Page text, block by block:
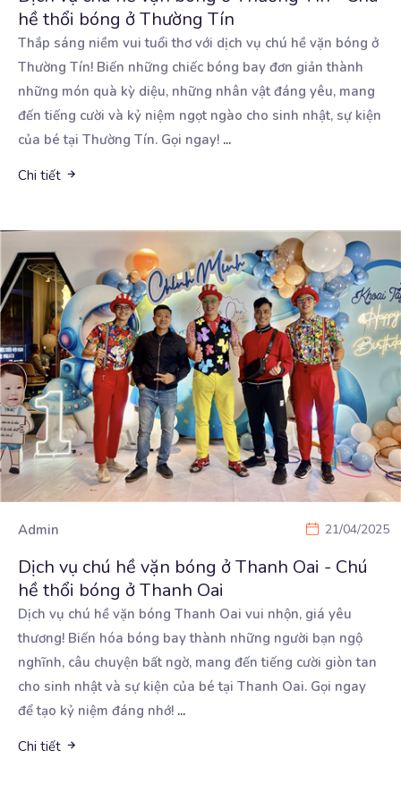
hề thổi bóng ở Thường Tín
Thắp sáng niềm vui tuổi thơ với dịch vụ chú hề vặn bóng ở
Thường Tín! Biến những chiếc bóng bay đơn giản thành
những món quà kỳ diệu, những nhân vật đáng yêu, mang
đến tiếng cười và kỷ niệm ngọt ngào cho sinh nhật, sự kiện
của bé tại Thường Tín. Gọi ngay! ...
Chi tiết
Admin 21/04/2025
Dịch vụ chú hề vặn bóng ở Thanh Oai - Chú
hề thổi bóng ở Thanh Oai
Dịch vụ chú hề vặn bóng Thanh Oai vui nhộn, giá yêu
thương! Biến hóa bóng bay thành những người bạn ngộ
nghĩnh, câu chuyện bất ngờ, mang đến tiếng cười giòn tan
cho sinh nhật và sự kiện của bé tại Thanh Oai. Gọi ngay
để tạo kỷ niệm đáng nhớ! ...
Chi tiết